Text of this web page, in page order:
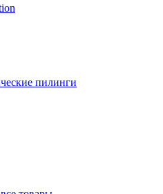
пилинги